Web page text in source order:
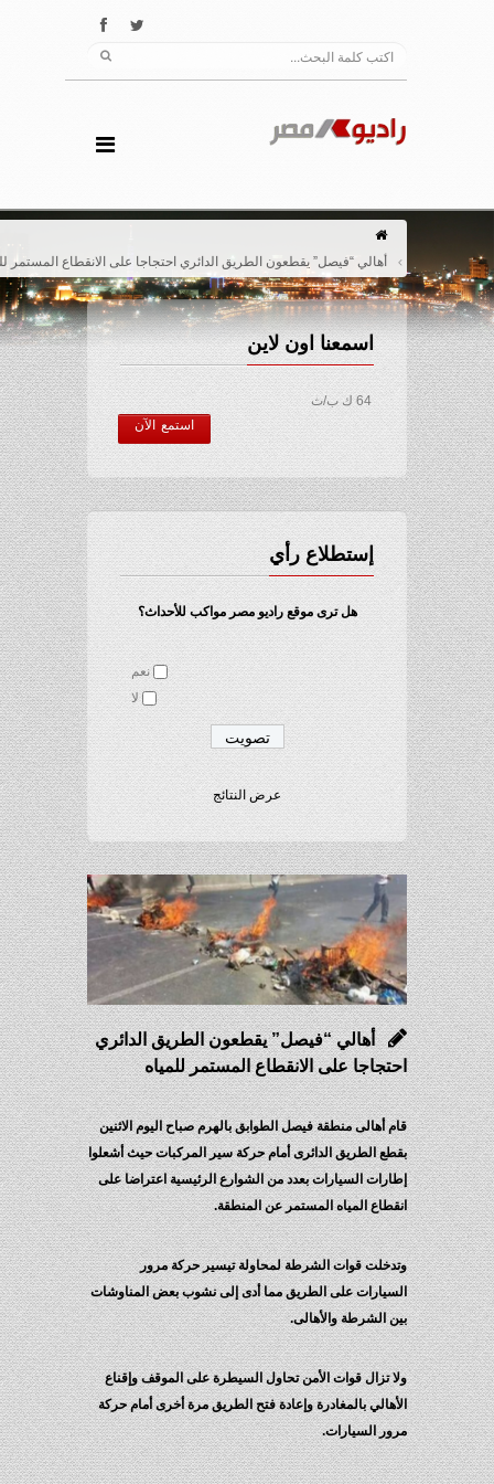
أهالي “فيصل” يقطعون الطريق الدائري احتجاجا على الانقطاع المستمر للمياه
اسمعنا اون لاين
64 ك ب/ث
استمع الآن
إستطلاع رأي
هل ترى موقع راديو مصر مواكب للأحداث؟
نعم
عرض النتائج
أهالي “فيصل” يقطعون الطريق الدائري
احتجاجا على الانقطاع المستمر للمياه
قام أهالى منطقة فيصل الطوابق بالهرم صباح اليوم الاثنين
بقطع الطريق الدائرى أمام حركة سير المركبات حيث أشعلوا
إطارات السيارات بعدد من الشوارع الرئيسية اعتراضا على
انقطاع المياه المستمر عن المنطقة.
وتدخلت قوات الشرطة لمحاولة تيسير حركة مرور
السيارات على الطريق مما أدى إلى نشوب بعض المناوشات
بين الشرطة والأهالى.
ولا تزال قوات الأمن تحاول السيطرة على الموقف وإقناع
الأهالي بالمغادرة وإعادة فتح الطريق مرة أخرى أمام حركة
مرور السيارات.